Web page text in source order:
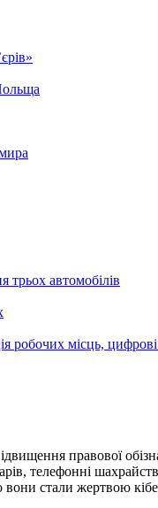
автомобілів
робочих місць, цифрові
правової
телефонні
стали жертвою